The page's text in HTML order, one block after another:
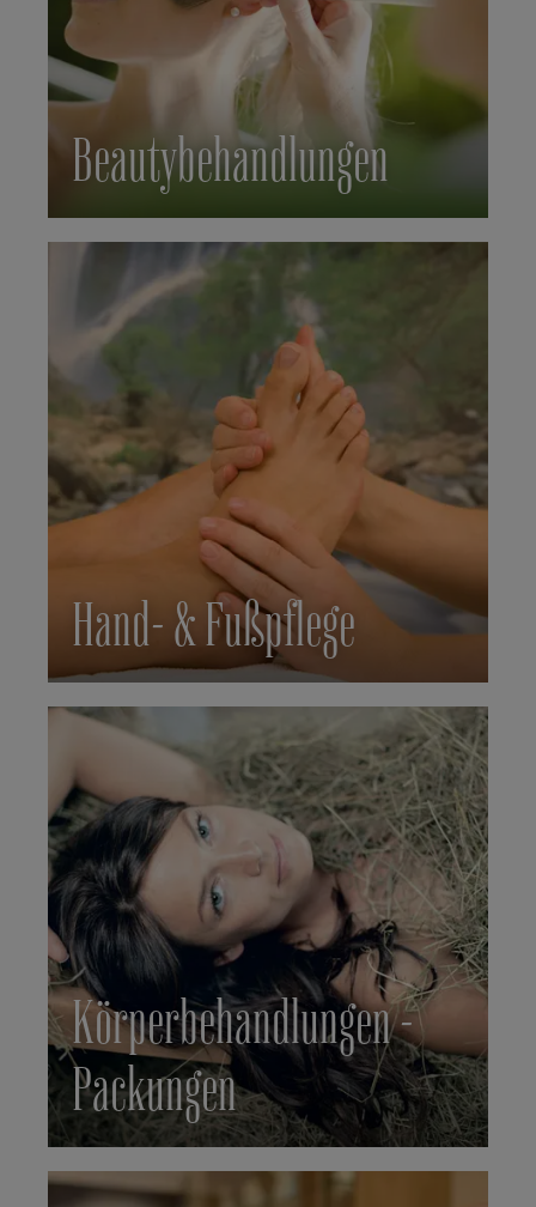
Beautybehandlungen
Hand- & Fußpflege
Körperbehandlungen -
Packungen